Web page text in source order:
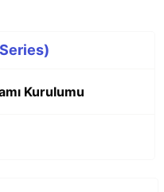
Kurulumu